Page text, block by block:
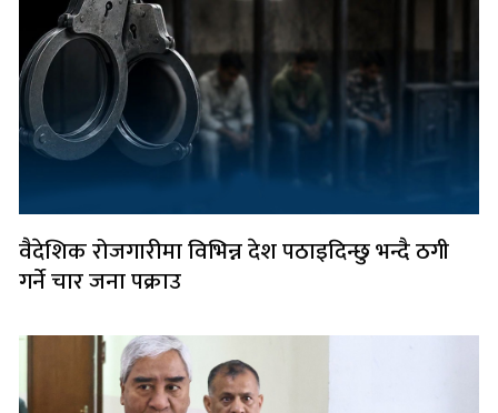
वैदेशिक रोजगारीमा विभिन्न देश पठाइदिन्छु भन्दै ठगी
गर्ने चार जना पक्राउ